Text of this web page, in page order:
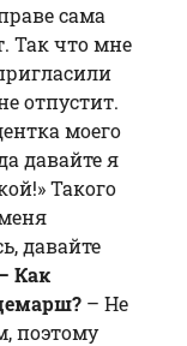
сама
Так что мне
отпустит.
моего
давайте я
Такого
давайте
Как
– Не
поэтому